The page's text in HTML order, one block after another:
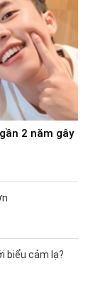
2 năm gây
biểu cảm lạ?